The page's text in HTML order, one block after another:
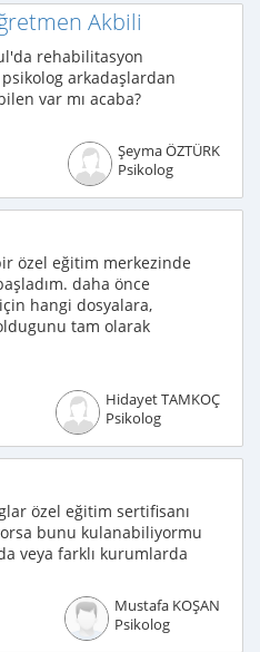
Akbili
rehabilitasyon
arkadaşlardan
var mı acaba?
Şeyma ÖZTÜRK
Psikolog
özel eğitim merkezinde
daha önce
hangi dosyalara,
tam olarak
Hidayet TAMKOÇ
Psikolog
özel eğitim sertifisanı
bunu kulanabiliyormu
veya farklı kurumlarda
Mustafa KOŞAN
Psikolog